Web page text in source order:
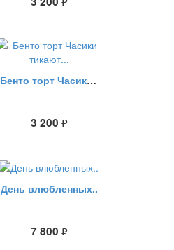
руб.
Бенто торт Часики тикают...
3 200 руб.
День влюбленных..
7 800 руб.